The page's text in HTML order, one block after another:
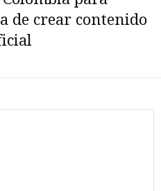
de crear contenido